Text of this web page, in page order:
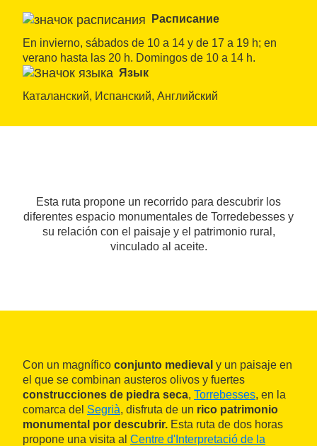
Расписание
En invierno, sábados de 10 a 14 y de 17 a 19 h; en
verano hasta las 20 h. Domingos de 10 a 14 h.
Язык
Каталанский, Испанский, Английский
Esta ruta propone un recorrido para descubrir los
diferentes espacio monumentales de Torredebesses y
su relación con el paisaje y el patrimonio rural,
vinculado al aceite.
Con un magnífico conjunto medieval y un paisaje en
el que se combinan austeros olivos y fuertes
construcciones de piedra seca, Torrebesses, en la
comarca del Segrià, disfruta de un rico patrimonio
monumental por descubrir. Esta ruta de dos horas
propone una visita al Centre d'Interpretació de la